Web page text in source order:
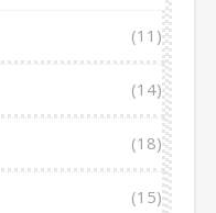
(11)
(14)
(18)
(15)